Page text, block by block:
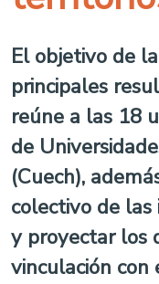
El objetivo de
principales
reúne a las 18
de
(Cuech),
colectivo de
y proyectar los
vinculación con